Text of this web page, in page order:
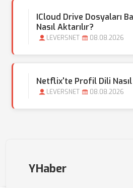
ICloud Drive Dosyaları
Nasıl Aktarılır?
LEVERSNET 08.08.2026
Netflix'te Profil Dili
LEVERSNET 08.08.2026
YHaber